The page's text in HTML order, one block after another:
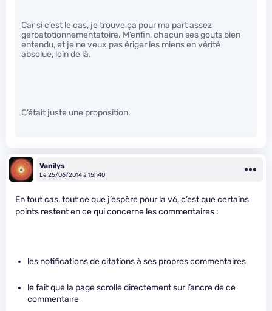
Car si c’est le cas, je trouve ça pour ma part assez
gerbatotionnementatoire. M’enfin, chacun ses gouts bien
entendu, et je ne veux pas ériger les miens en vérité
absolue, loin de là.
C’était juste une proposition.
Vanilys
Le 25/06/2014 à 15h40
En tout cas, tout ce que j’espère pour la v6, c’est que certains
points restent en ce qui concerne les commentaires :
les notifications de citations à ses propres commentaires
le fait que la page scrolle directement sur l’ancre de ce
commentaire